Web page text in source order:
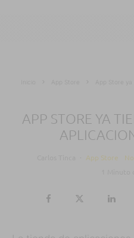
App Store App Store ya
APP STORE YA
App Store